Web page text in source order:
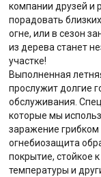
компании друзей и
порадовать
огне, или в сезон
из дерева станет
участке!
Выполненная
прослужит долгие
обслуживания.
которые мы
заражение грибком
огнебиозащита
покрытие, стойкое
температуры и